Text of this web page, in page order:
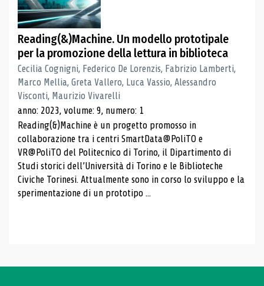
Reading(&)Machine. Un modello prototipale
per la promozione della lettura in biblioteca
Cecilia Cognigni, Federico De Lorenzis, Fabrizio Lamberti,
Marco Mellia, Greta Vallero, Luca Vassio, Alessandro
Visconti, Maurizio Vivarelli
anno: 2023, volume: 9, numero: 1
Reading(&)Machine è un progetto promosso in
collaborazione tra i centri SmartData@PoliTO e
VR@PoliTO del Politecnico di Torino, il Dipartimento di
Studi storici dell’Università di Torino e le Biblioteche
Civiche Torinesi. Attualmente sono in corso lo sviluppo e la
sperimentazione di un prototipo ...